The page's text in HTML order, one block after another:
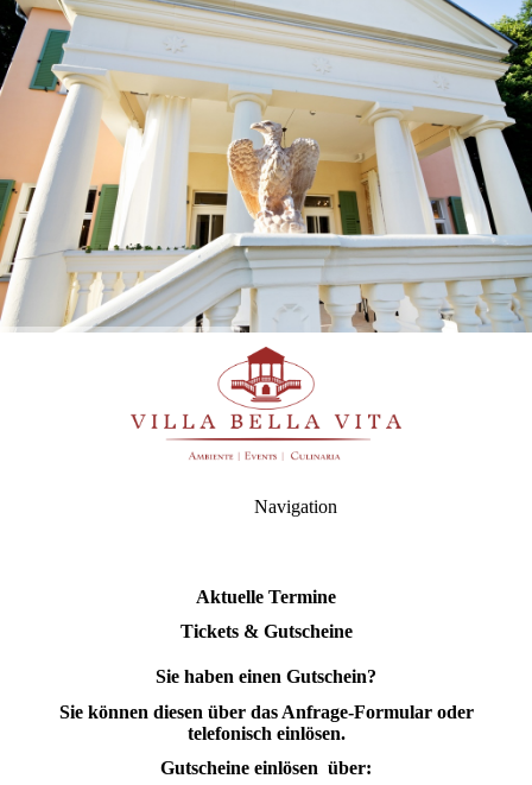
Navigation
Aktuelle Termine
Tickets & Gutscheine
Sie haben einen Gutschein?
Sie können diesen über das Anfrage-Formular oder
telefonisch einlösen.
Gutscheine einlösen über: